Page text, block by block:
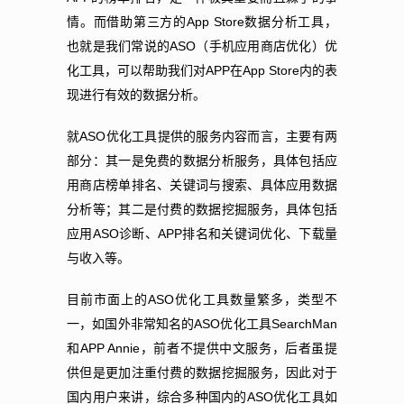
情。而借助第三方的App Store数据分析工具，
也就是我们常说的ASO （手机应用商店优化）优
化工具，可以帮助我们对APP在App Store内的表
现进行有效的数据分析。
就ASO优化工具提供的服务内容而言，主要有两
部分：其一是免费的数据分析服务，具体包括应
用商店榜单排名、关键词与搜索、具体应用数据
分析等；其二是付费的数据挖掘服务，具体包括
应用 ASO诊断、APP排名和关键词优化、下载量
与收入等。
目前市面上的ASO优化工具数量繁多，类型不
一，如国外非常知名的ASO优化工具SearchMan
和APP Annie ，前者不提供中文服务，后者虽提
供但是更加注重付费的数据挖掘服务，因此对于
国内用户来讲，综合多种国内的ASO优化工具如